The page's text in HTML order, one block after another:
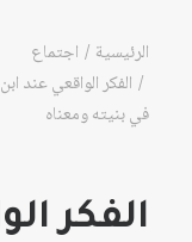
الرئيسية
اجتماع
الفكر الواقعي عند
في بنيته ومعناه
الفكر